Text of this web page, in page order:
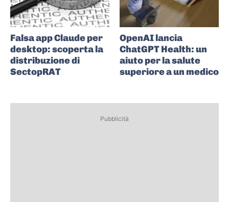
Falsa app Claude per
desktop: scoperta la
distribuzione di
SectopRAT
OpenAI lancia
ChatGPT Health: un
aiuto per la salute
superiore a un medico
Pubblicità